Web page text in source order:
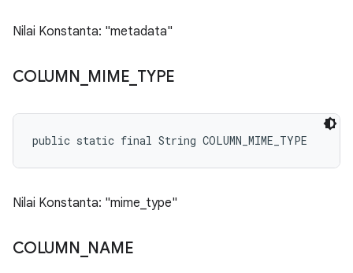
Nilai Konstanta: "metadata"
COLUMN MIME TYPE
public static final String COLUMN_MIME_TYPE
Nilai Konstanta: "mime_type"
COLUMN NAME